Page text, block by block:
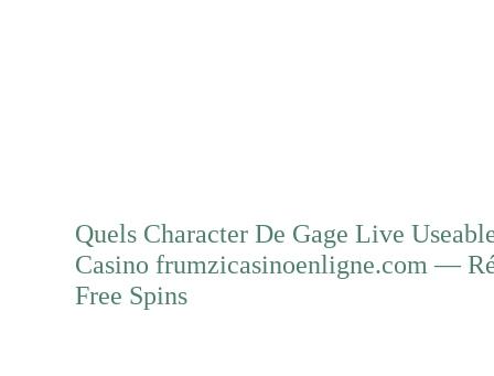
Quels Character De Gage Live
Casino frumzicasinoenligne.com —
Free Spins